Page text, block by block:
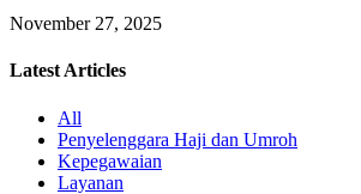
November 27, 2025
Latest Articles
All
Penyelenggara Haji dan Umroh
Kepegawaian
Layanan